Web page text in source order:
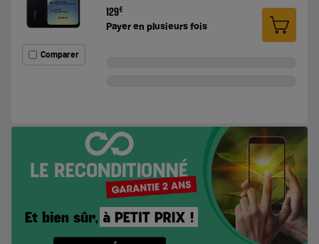
Comparer
129€
Payer en plusieurs fois